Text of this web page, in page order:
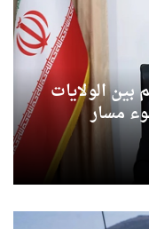
بين الولايات
مسار